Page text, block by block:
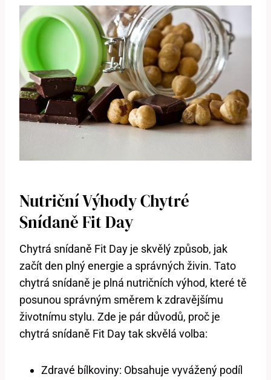
Nutriční Výhody Chytré
Snídaně Fit Day
Chytrá snídaně Fit Day je skvělý způsob, jak
začít den plný energie a správných živin. Tato
chytrá snídaně je plná nutričních výhod, které tě
posunou správným směrem k zdravějšímu
životnímu stylu. Zde je pár důvodů, proč je
chytrá snídaně Fit Day tak skvělá volba:
Zdravé bílkoviny: Obsahuje vyvážený podíl